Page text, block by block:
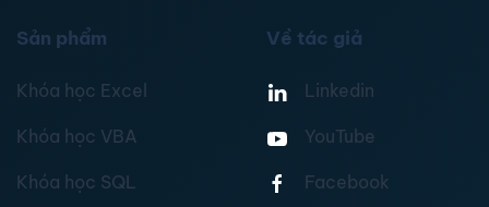
Sản phẩm
Khóa học Excel
Khóa học VBA
Khóa học SQL
Về tác giả
Linkedin
YouTube
Facebook